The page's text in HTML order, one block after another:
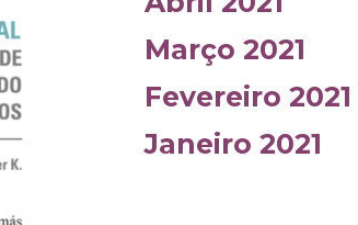
Março 2021
Fevereiro 2021
Janeiro 2021